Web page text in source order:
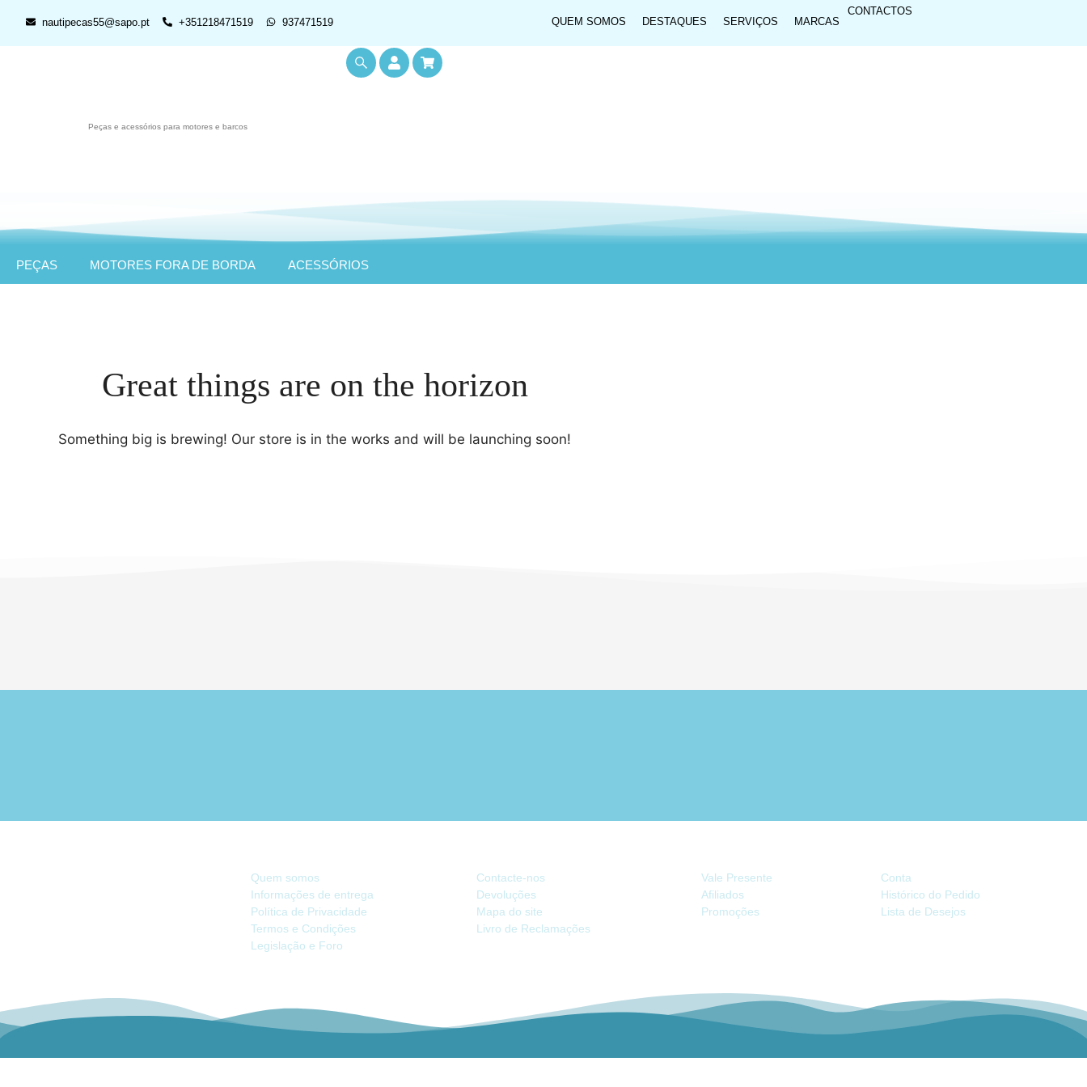
nautipecas55@sapo.pt +351218471519 937471519 QUEM SOMOS DESTAQUES SERVIÇOS MARCAS
CONTACTOS
Peças e acessórios para motores e barcos
PEÇAS MOTORES FORA DE BORDA ACESSÓRIOS
Great things are on the horizon
Something big is brewing! Our store is in the works and will be launching soon!
Quem somos
Informações de entrega
Política de Privacidade
Termos e Condições
Legislação e Foro
Contacte-nos
Devoluções
Mapa do site
Livro de Reclamações
Vale Presente
Afiliados
Promoções
Conta
Histórico do Pedido
Lista de Desejos